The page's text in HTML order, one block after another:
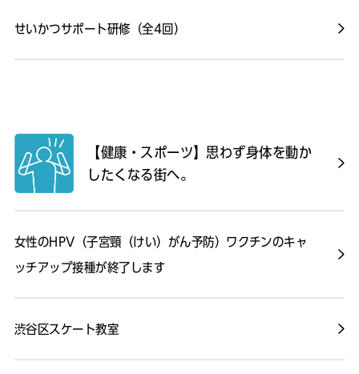
せいかつサポート研修（全4回）
【健康・スポーツ】思わず身体を動か
したくなる街へ。
女性のHPV（子宮頸（けい）がん予防）ワクチンのキャ
ッチアップ接種が終了します
渋谷区スケート教室